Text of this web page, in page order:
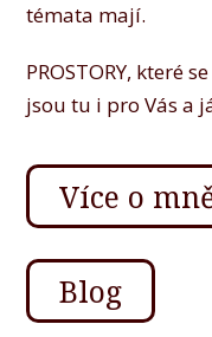
témata mají.
PROSTORY, které
jsou tu i pro Vás a
Více o
Blog